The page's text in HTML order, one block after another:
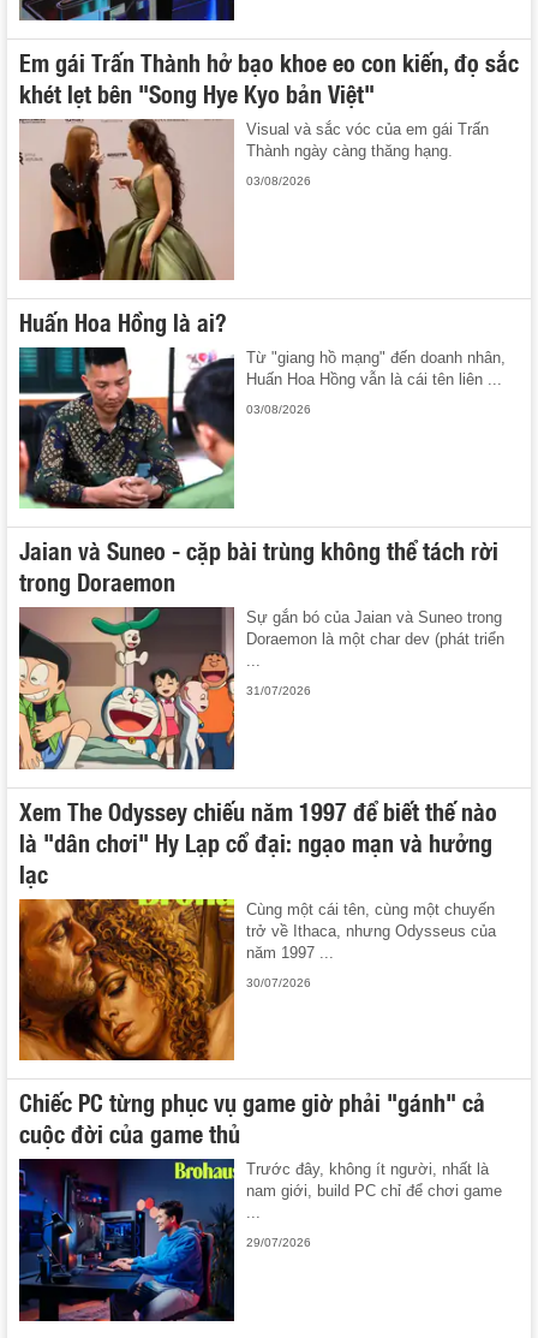
Em gái Trấn Thành hở bạo khoe eo con kiến, đọ sắc
khét lẹt bên "Song Hye Kyo bản Việt"
Visual và sắc vóc của em gái Trấn
Thành ngày càng thăng hạng.
03/08/2026
Huấn Hoa Hồng là ai?
Từ "giang hồ mạng" đến doanh nhân,
Huấn Hoa Hồng vẫn là cái tên liên ...
03/08/2026
Jaian và Suneo - cặp bài trùng không thể tách rời
trong Doraemon
Sự gắn bó của Jaian và Suneo trong
Doraemon là một char dev (phát triển
...
31/07/2026
Xem The Odyssey chiếu năm 1997 để biết thế nào
là "dân chơi" Hy Lạp cổ đại: ngạo mạn và hưởng
lạc
Cùng một cái tên, cùng một chuyến
trở về Ithaca, nhưng Odysseus của
năm 1997 ...
30/07/2026
Chiếc PC từng phục vụ game giờ phải "gánh" cả
cuộc đời của game thủ
Trước đây, không ít người, nhất là
nam giới, build PC chỉ để chơi game
...
29/07/2026